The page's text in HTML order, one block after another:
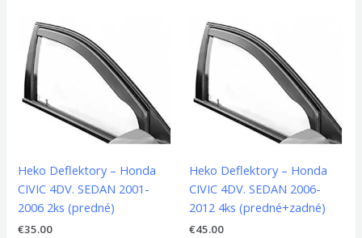
Heko Deflektory – Honda
CIVIC 4DV. SEDAN 2001-
2006 2ks (predné)
€35.00
Heko Deflektory – Honda
CIVIC 4DV. SEDAN 2006-
2012 4ks (predné+zadné)
€45.00